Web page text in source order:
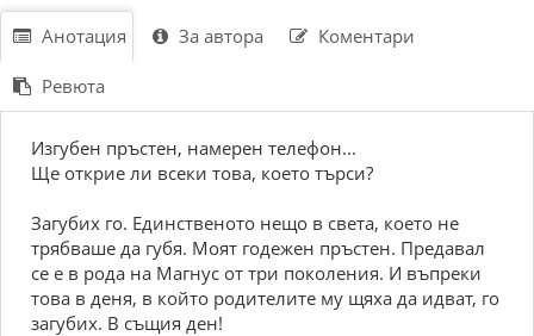
Анотация За автора Коментари
Ревюта
Изгубен пръстен, намерен телефон...
Ще открие ли всеки това, което търси?
Загубих го. Единственото нещо в света, което не
трябваше да губя. Моят годежен пръстен. Предавал
се е в рода на Магнус от три поколения. И въпреки
това в деня, в който родителите му щяха да идват, го
загубих. В същия ден!